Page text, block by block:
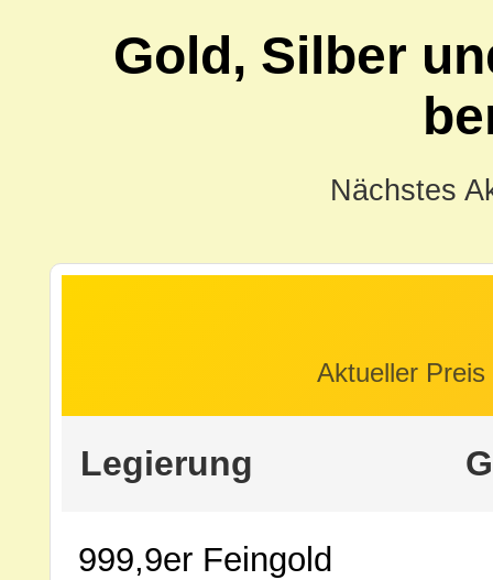
Gold, Silber
Nächstes
Aktueller
Legierung
999,9er Feingold